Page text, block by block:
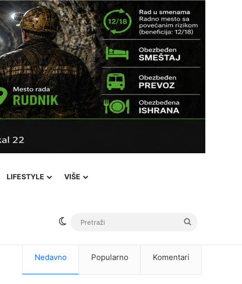
LIFESTYLE VIŠE
Switch skin
Nedavno Popularno Komentari